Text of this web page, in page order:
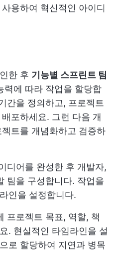
용하여 혁신적인 아이디
한 후 기능별 스프린트 팀
력에 따라 작업을 할당합
간을 정의하고, 프로젝트
포하세요. 그런 다음 개
트를 개념화하고 검증하
디어를 완성한 후 개발자,
팀을 구성합니다. 작업을
인을 설정합니다.
프로젝트 목표, 역할, 책
. 현실적인 타임라인을 설
로 할당하여 지연과 병목